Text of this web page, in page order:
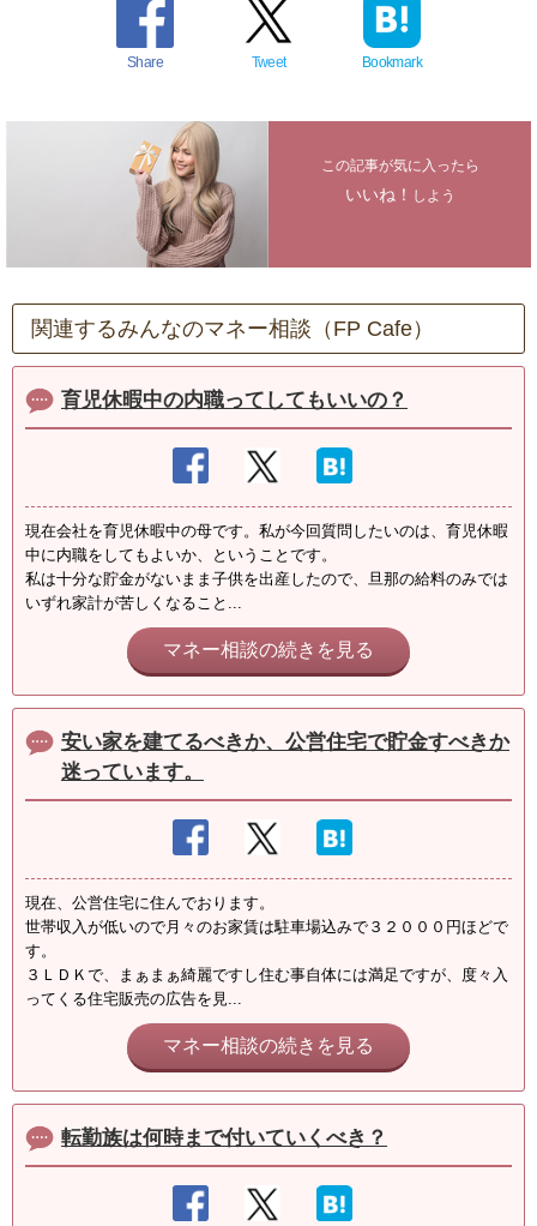
Share Tweet Bookmark
この記事が気に入ったら
いいね！ しよう
関連するみんなのマネー相談（FP Cafe）
育児休暇中の内職ってしてもいいの？
現在会社を育児休暇中の母です。私が今回質問したいのは、育児休暇
中に内職をしてもよいか、ということです。
私は十分な貯金がないまま子供を出産したので、旦那の給料のみでは
いずれ家計が苦しくなること...
マネー相談の続きを見る
安い家を建てるべきか、公営住宅で貯金すべきか
迷っています。
現在、公営住宅に住んでおります。
世帯収入が低いので月々のお家賃は駐車場込みで３２０００円ほどで
す。
３ＬＤＫで、まぁまぁ綺麗ですし住む事自体には満足ですが、度々入
ってくる住宅販売の広告を見...
マネー相談の続きを見る
転勤族は何時まで付いていくべき？